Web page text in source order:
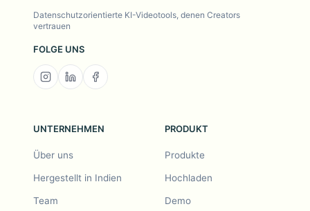
Datenschutzorientierte KI-Videotools, denen Creators
vertrauen
FOLGE UNS
UNTERNEHMEN
Über uns
Hergestellt in Indien
Team
PRODUKT
Produkte
Hochladen
Demo